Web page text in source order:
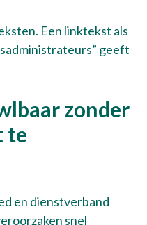
Een linktekst als
geeft
zonder
te
en dienstverband
snel